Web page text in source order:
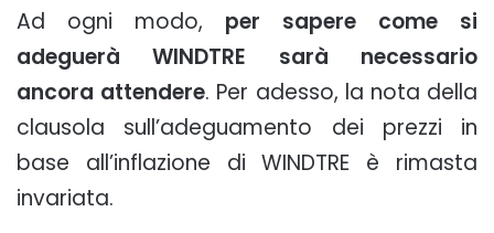
Ad ogni modo, per sapere come si
adeguerà WINDTRE sarà necessario
ancora attendere. Per adesso, la nota della
clausola sull’adeguamento dei prezzi in
base all’inflazione di WINDTRE è rimasta
invariata.